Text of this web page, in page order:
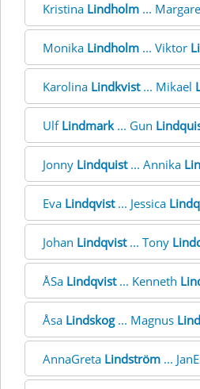
Kristina Lindholm ...
Monika Lindholm ... Viktor
Karolina Lindkvist... Mikael
Ulf Lindmark... Gun
Jonny Lindquist... Annika
Eva Lindqvist... Jessica
Johan Lindqvist... Tony
ÅSa Lindqvist... Kenneth
Åsa Lindskog... Magnus
AnnaGreta Lindström ...